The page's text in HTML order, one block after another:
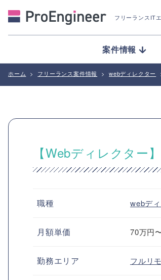
フリーランスIT
案件情報
ホーム > フリーランス案件情報 > webディレクター
【Webディレクター
職種 webデ
月額単価 70万円
勤務エリア フルリ